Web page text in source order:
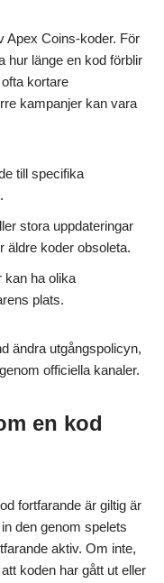
Apex Coins-koder. För
hur länge en kod förblir
kortare
kampanjer kan vara
till specifika
stora uppdateringar
äldre koder obsoleta.
kan ha olika
plats.
ändra utgångspolicyn,
officiella kanaler.
en kod
fortfarande är giltig är
den genom spelets
aktiv. Om inte,
koden har gått ut eller